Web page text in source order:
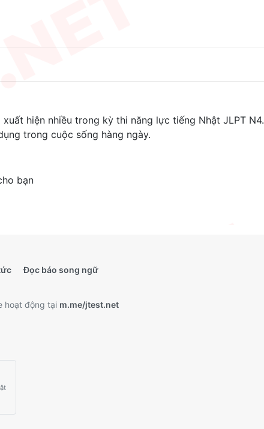
hiện nhiều trong kỳ thi năng lực tiếng Nhật JLPT N4.
trong cuộc sống hàng ngày.
bạn
Đọc báo song ngữ
hoạt động tại m.me/jtest.net